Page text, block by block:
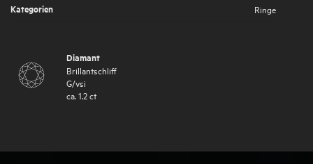
Kategorien
Ringe
Diamant
Brillantschliff
G/vsi
ca. 1.2ct